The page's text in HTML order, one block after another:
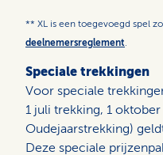
** XL is een toegevoegd spel
deelnemersreglement.
Speciale trekkingen
Voor speciale
1 juli trekking, 1
Oudejaarstrekking)
Deze speciale